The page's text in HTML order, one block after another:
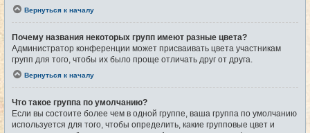
Вернуться к началу
Почему названия некоторых групп имеют разные цвета?
Администратор конференции может присваивать цвета участникам
групп для того, чтобы их было проще отличать друг от друга.
Вернуться к началу
Что такое группа по умолчанию?
Если вы состоите более чем в одной группе, ваша группа по умолчанию
используется для того, чтобы определить, какие групповые цвет и